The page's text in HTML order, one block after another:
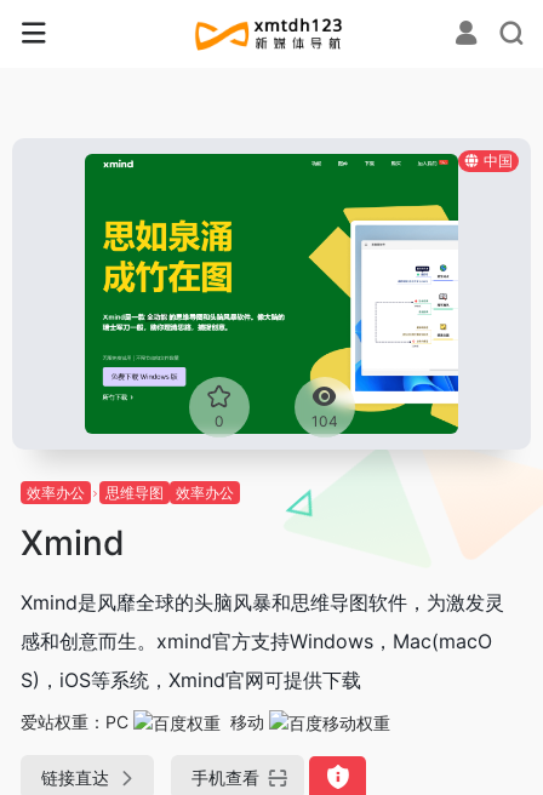
中国
0 104
效率办公 思维导图 效率办公
Xmind
Xmind是风靡全球的头脑风暴和思维导图软件，为激发灵
感和创意而生。xmind官方支持Windows，Mac(macO
S)，iOS等系统，Xmind官网可提供下载
爱站权重： PC 移动
链接直达 手机查看